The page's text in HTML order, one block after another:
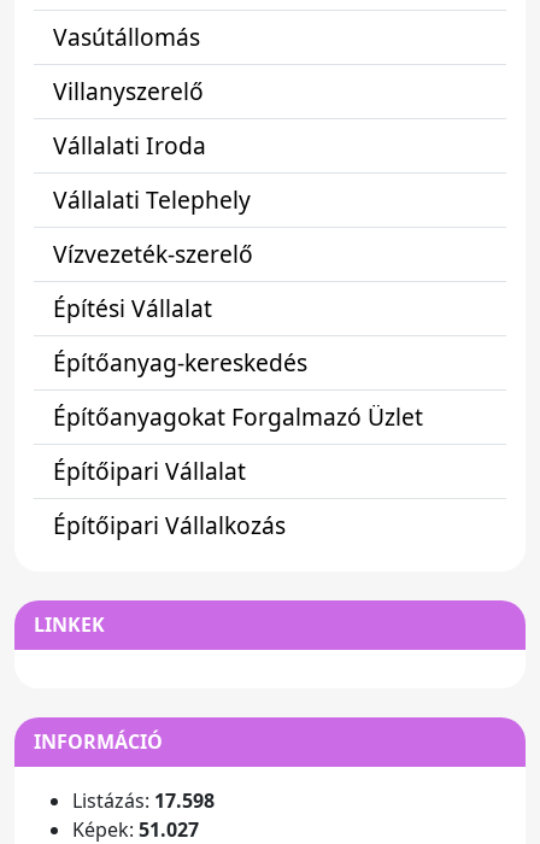
Vasútállomás
Villanyszerelő
Vállalati Iroda
Vállalati Telephely
Vízvezeték-szerelő
Építési Vállalat
Építőanyag-kereskedés
Építőanyagokat Forgalmazó Üzlet
Építőipari Vállalat
Építőipari Vállalkozás
LINKEK
INFORMÁCIÓ
Listázás: 17.598
Képek: 51.027